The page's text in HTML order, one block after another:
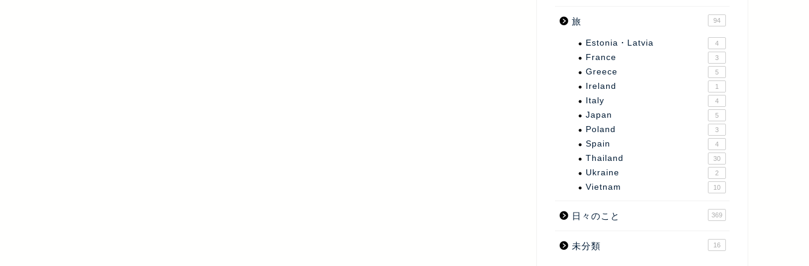
旅 94
Estonia・Latvia 4
France 3
Greece 5
Ireland 1
Italy 4
Japan 5
Poland 3
Spain 4
Thailand 30
Ukraine 2
Vietnam 10
日々のこと 369
未分類 16